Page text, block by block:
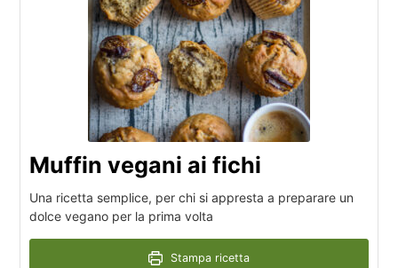
Muffin vegani ai fichi
Una ricetta semplice, per chi si appresta a preparare un
dolce vegano per la prima volta
Stampa ricetta